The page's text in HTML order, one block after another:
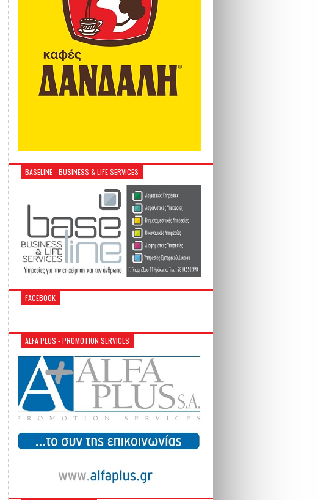
BASELINE - BUSINESS & LIFE SERVICES
FACEBOOK
ALFA PLUS - PROMOTION SERVICES